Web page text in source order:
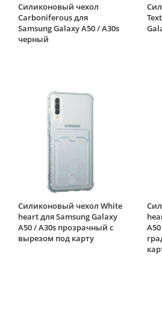
Силиконовый чехол
Carboniferous для
Samsung Galaxy A50 / A30s
черный
Силиконовый чехол White
heart для Samsung Galaxy
A50 / A30s прозрачный с
вырезом под карту